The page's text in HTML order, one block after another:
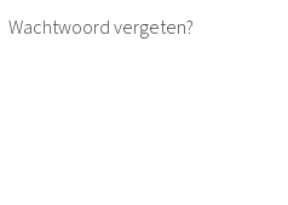
Wachtwoord vergeten?